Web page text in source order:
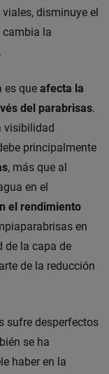
disminuye el
cambia la
es que afecta la
del parabrisas.
visibilidad
principalmente
, más que al
en el
el rendimiento
en
la capa de
de la reducción
sufre desperfectos
se ha
haber en la